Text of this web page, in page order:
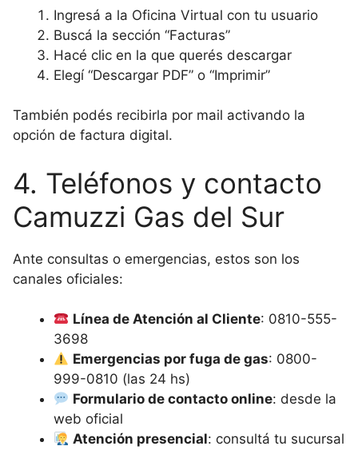
Ingresá a la Oficina Virtual con tu usuario
Buscá la sección “Facturas”
Hacé clic en la que querés descargar
Elegí “Descargar PDF” o “Imprimir”
También podés recibirla por mail activando la
opción de factura digital.
4. Teléfonos y contacto
Camuzzi Gas del Sur
Ante consultas o emergencias, estos son los
canales oficiales:
Línea de Atención al Cliente: 0810-555-
3698
Emergencias por fuga de gas: 0800-
999-0810 (las 24 hs)
Formulario de contacto online: desde la
web oficial
Atención presencial: consultá tu sucursal